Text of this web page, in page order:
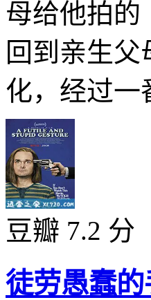
母给他拍的
回到亲生
化，经过
豆瓣 7.2 分
徒劳愚蠢的